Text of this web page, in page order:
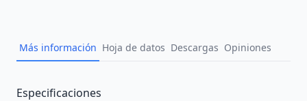
Más información Hoja de datos Descargas Opiniones
Description
Especificaciones